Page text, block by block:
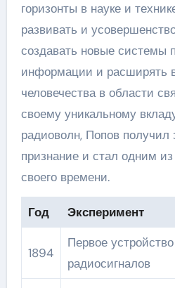
горизонты в науке и
развивать и
создавать новые системы
информации и расширять
человечества в области
своему уникальному
радиоволн, Попов получил
признание и стал одним
своего времени.
Год Эксперимент
1894
Первое
радиосигналов